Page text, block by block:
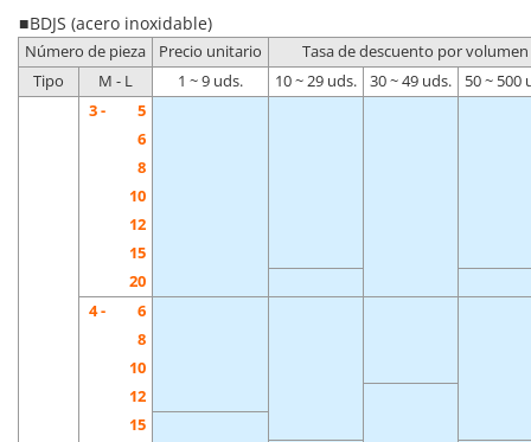
■ BDJS (acero inoxidable)
Número de pieza Precio unitario
Tasa de descuento por volumen
Tipo
M - L 1 ~ 9 uds. 10 ~ 29 uds. 30 ~ 49 uds. 50 ~ 500
3 -
5
6
8
10
12
15
20
4 -
6
8
10
12
15